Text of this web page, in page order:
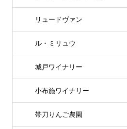
リュードヴァン
ル・ミリュウ
城戸ワイナリー
小布施ワイナリー
帯刀りんご農園